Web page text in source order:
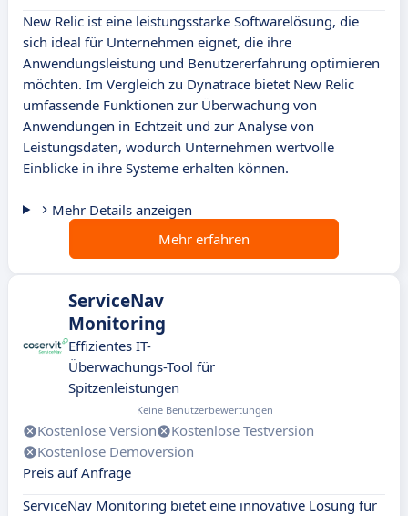
New Relic ist eine leistungsstarke Softwarelösung, die
sich ideal für Unternehmen eignet, die ihre
Anwendungsleistung und Benutzererfahrung optimieren
möchten. Im Vergleich zu Dynatrace bietet New Relic
umfassende Funktionen zur Überwachung von
Anwendungen in Echtzeit und zur Analyse von
Leistungsdaten, wodurch Unternehmen wertvolle
Einblicke in ihre Systeme erhalten können.
Mehr Details anzeigen
Mehr erfahren
ServiceNav
Monitoring
Effizientes IT-
Überwachungs-Tool für
Spitzenleistungen
Keine Benutzerbewertungen
Kostenlose Version
Kostenlose Testversion
Kostenlose Demoversion
Preis auf Anfrage
ServiceNav Monitoring bietet eine innovative Lösung für